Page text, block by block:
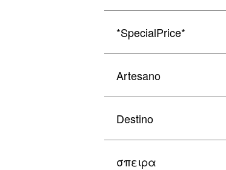
*SpecialPrice*
Artesano
Destino
σπειρα